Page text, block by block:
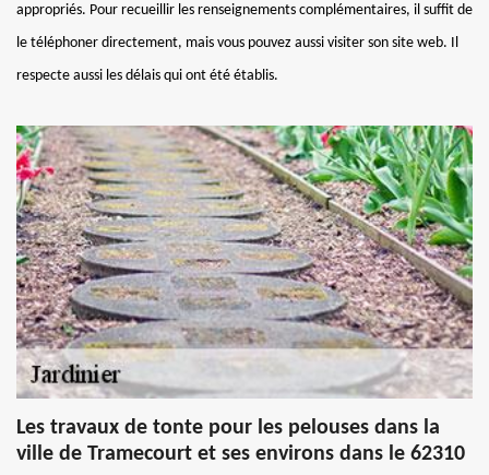
appropriés. Pour recueillir les renseignements complémentaires, il suffit de
le téléphoner directement, mais vous pouvez aussi visiter son site web. Il
respecte aussi les délais qui ont été établis.
Les travaux de tonte pour les pelouses dans la
ville de Tramecourt et ses environs dans le 62310